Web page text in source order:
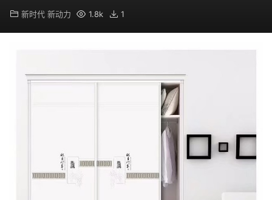
新时代 新动力 1.8k 1